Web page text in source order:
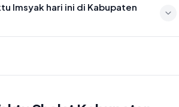
Imsyak hari ini di Kabupaten